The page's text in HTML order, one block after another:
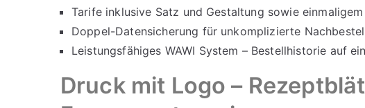
Tarife inklusive Satz und Gestaltung sowie
Doppel-Datensicherung für unkomplizierte
Leistungsfähiges WAWI System – Bestellhistorie auf
Druck mit Logo –